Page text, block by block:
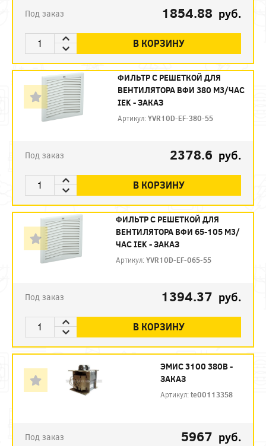
Под заказ 1854.88 руб.
В КОРЗИНУ
ФИЛЬТР C РЕШЕТКОЙ ДЛЯ
ВЕНТИЛЯТОРА ВФИ 380 М3/ЧАС
IEK - ЗАКАЗ
Артикул:YVR10D-EF-380-55
Под заказ 2378.6 руб.
В КОРЗИНУ
ФИЛЬТР C РЕШЕТКОЙ ДЛЯ
ВЕНТИЛЯТОРА ВФИ 65-105 М3/
ЧАС IEK - ЗАКАЗ
Артикул:YVR10D-EF-065-55
Под заказ 1394.37 руб.
В КОРЗИНУ
ЭМИС 3100 380В -
ЗАКАЗ
Артикул:te00113358
Под заказ 5967 руб.